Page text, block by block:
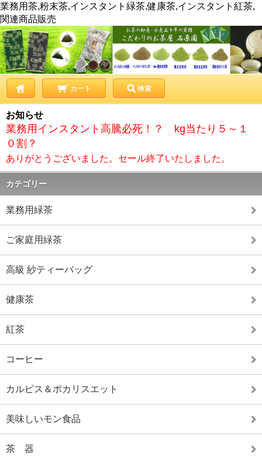
業務用茶,粉末茶,インスタント緑茶,健康茶,インスタント紅茶,
関連商品販売
カート 検索
お知らせ
業務用インスタント高騰必死！？ kg当たり５～１
０割？
ありがとうございました。セール終了いたしました。
カテゴリー
業務用緑茶
ご家庭用緑茶
高級 紗ティーバッグ
健康茶
紅茶
コーヒー
カルピス＆ポカリスエット
美味しいモン食品
茶 器